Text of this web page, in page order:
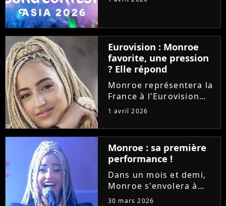
organisée en Asie. La
première édition aura
lieu à Bangkok, en
Thaïlande, en
novembre...
Eurovision : Monroe
favorite, une pression
? Elle répond
Monroe représentera la
France à l'Eurovision
2026 avec la chanson
Deuxième chez les
bookmakers, pourrait-
elle nous offrir une
victoire ? La jeune
chanteuse se...
1 avril 2026
Monroe : sa première
performance !
Dans un mois et demi,
Monroe s'envolera à
Vienne pour
30 mars 2026